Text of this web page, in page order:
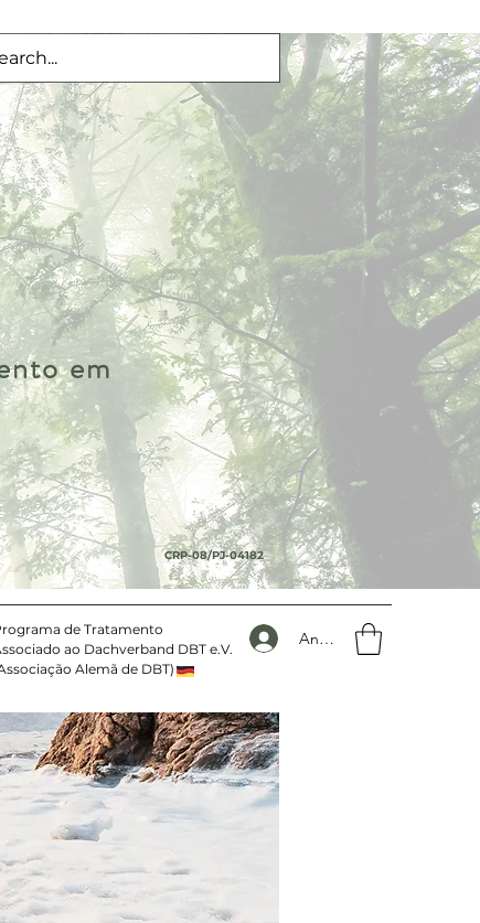
em
CRP-08/PJ-04182
Anmelden
de Tratamento
ao Dachverband DBT e.V.
Alemã de DBT)